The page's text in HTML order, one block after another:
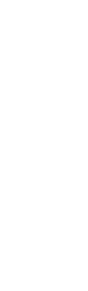
Google では、
で、安全なウェ
イトを作成した
ーや外部の専門